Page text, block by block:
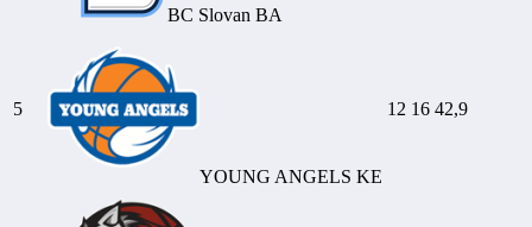
BC Slovan BA
5
YOUNG ANGELS KE
12 16 42,9